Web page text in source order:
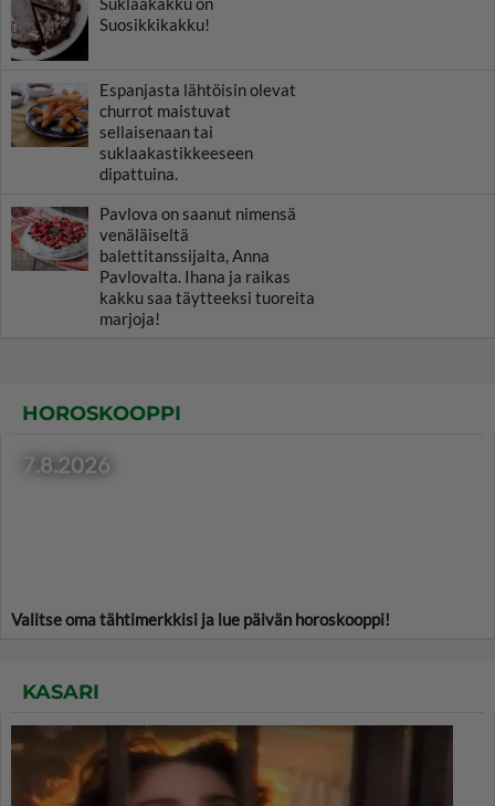
Suosikkikakku!
Espanjasta lähtöisin olevat
churrot maistuvat
sellaisenaan tai
suklaakastikkeeseen
dipattuina.
Pavlova on saanut nimensä
venäläiseltä
balettitanssijalta, Anna
Pavlovalta. Ihana ja raikas
kakku saa täytteeksi tuoreita
marjoja!
HOROSKOOPPI
7.8.2026
Valitse oma tähtimerkkisi ja lue päivän horoskooppi!
KASARI